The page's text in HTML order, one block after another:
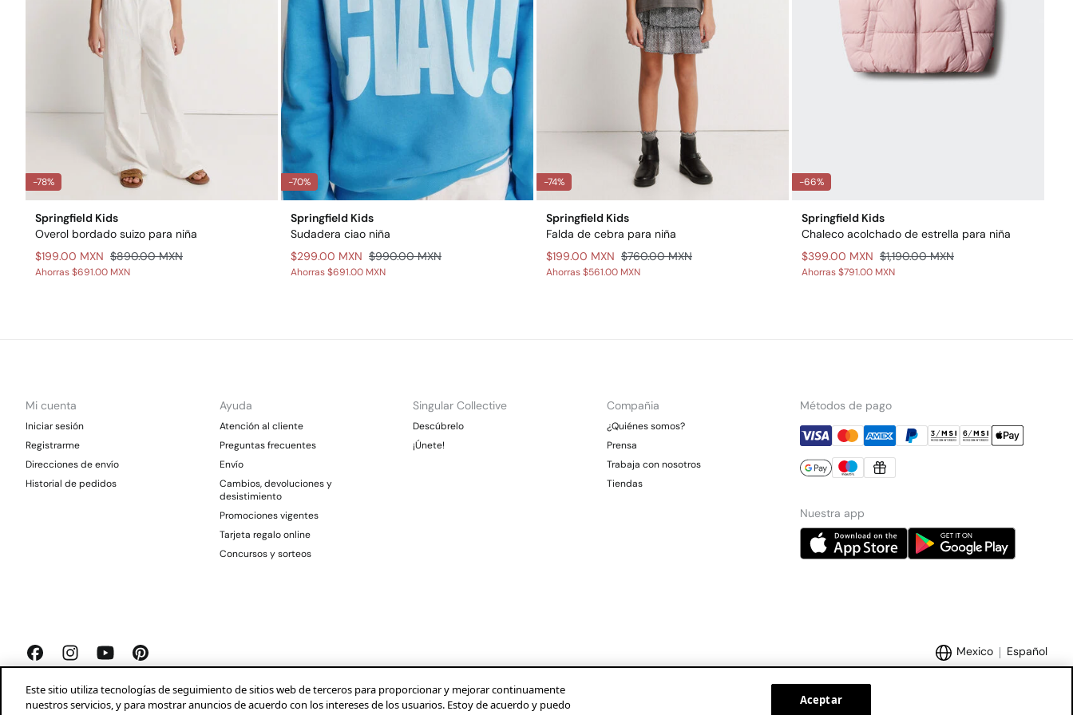
-78%
Springfield Kids
Overol bordado suizo para niña
$199.00 MXN $890.00 MXN
Ahorras$691.00 MXN
-70%
Springfield Kids
Sudadera ciao niña
$299.00 MXN $990.00 MXN
Ahorras$691.00 MXN
-74%
Springfield Kids
Falda de cebra para niña
$199.00 MXN $760.00 MXN
Ahorras$561.00 MXN
-66%
Springfield Kids
Chaleco acolchado de estrella para niña
$399.00 MXN $1,190.00 MXN
Ahorras$791.00 MXN
Mi cuenta
Iniciar sesión
Registrarme
Direcciones de envío
Historial de pedidos
Ayuda
Atención al cliente
Preguntas frecuentes
Envío
Cambios, devoluciones y
desistimiento
Promociones vigentes
Tarjeta regalo online
Concursos y sorteos
Singular Collective
Descúbrelo
¡Únete!
Compañia
¿Quiénes somos?
Prensa
Trabaja con nosotros
Tiendas
Métodos de pago
Nuestra app
Mexico Español
Springfield 2026© Aviso legal Condiciones generales Privacidad Profeco Condusef Marcas Tendam:
Este sitio utiliza tecnologías de seguimiento de sitios web de terceros para proporcionar y mejorar continuamente
nuestros servicios, y para mostrar anuncios de acuerdo con los intereses de los usuarios. Estoy de acuerdo y puedo
Aceptar